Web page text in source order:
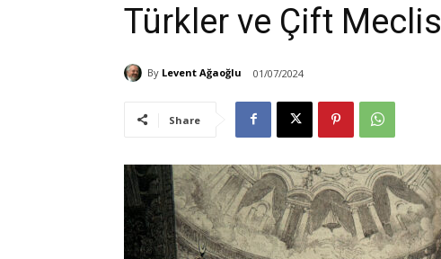
Türkler ve Çift Meclis
By Levent Ağaoğlu 01/07/2024
Share